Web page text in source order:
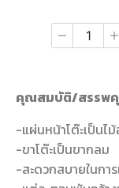
คุณสมบัติ/สรรพ
-แผ่นหน้าโต๊ะเป็นไ
-ขาโต๊ะเป็นขากลม
-สะดวกสบายในกา